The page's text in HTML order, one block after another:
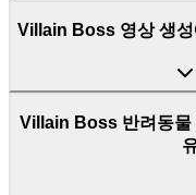
Villain Boss 영상 생
Villain Boss 반려동